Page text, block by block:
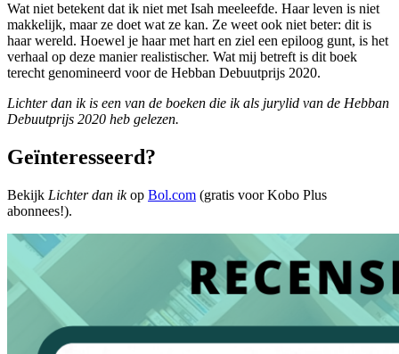
Wat niet betekent dat ik niet met Isah meeleefde. Haar leven is niet
makkelijk, maar ze doet wat ze kan. Ze weet ook niet beter: dit is
haar wereld. Hoewel je haar met hart en ziel een epiloog gunt, is het
verhaal op deze manier realistischer. Wat mij betreft is dit boek
terecht genomineerd voor de Hebban Debuutprijs 2020.
Lichter dan ik is een van de boeken die ik als jurylid van de Hebban
Debuutprijs 2020 heb gelezen.
Geïnteresseerd?
Bekijk Lichter dan ikop Bol.com (gratis voor Kobo Plus
abonnees!).